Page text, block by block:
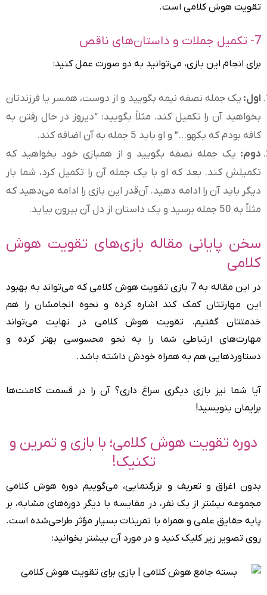
تقویت هوش کلامی است.
7- تکمیل جملات و داستان‌های ناقص
برای انجام این بازی، می‌توانید به دو صورت عمل کنید:
اول: یک جمله نصفه نیمه بگویید و از دوست، همسر یا فرزندتان
بخواهید آن را تکمیل کند. مثلاً بگویید: “دیروز در حال رفتن به
کافه بودم که یکهو…” و او باید 5 جمله به آن اضافه کند.
دوم: یک جمله نصفه بگویید و از همبازی خود بخواهید که
تکمیلش کند. بعد که او با یک جمله آن را تکمیل کرد، شما بار
دیگر باید آن را ادامه دهید. آن‌قدر این بازی را ادامه می‌دهید که
مثلاً به 50 جمله برسید و یک داستان از دل آن بیرون بیاید.
سخن پایانی مقاله بازی‌های تقویت هوش
کلامی
در این مقاله به 7 بازی تقویت هوش کلامی که می‌تواند به بهبود
این مهارتتان کمک کند اشاره کرده و نحوه انجامشان را هم
خدمتتان گفتیم. تقویت هوش کلامی در نهایت می‌تواند
مهارت‌های ارتباطی شما را به نحو محسوسی بهتر کرده و
دستاوردهایی هم به همراه خودش داشته باشد.
آیا شما نیز بازی دیگری سراغ داری؟ آن را در قسمت کامنت‌ها
برایمان بنویسید!
دوره تقویت هوش کلامی؛ با بازی و تمرین و
تکنیک!
بدون اغراق و تعریف و بزرگنمایی، می‌گوییم دوره هوش کلامی
مجموعه بیشتر از یک نفر، در مقایسه با دیگر دوره‌های مشابه، بر
پایه حقایق علمی و همراه با تمرینات بسیار مؤثر طراحی‌شده است.
روی تصویر زیر کلیک کنید و در مورد آن بیشتر بخوانید: